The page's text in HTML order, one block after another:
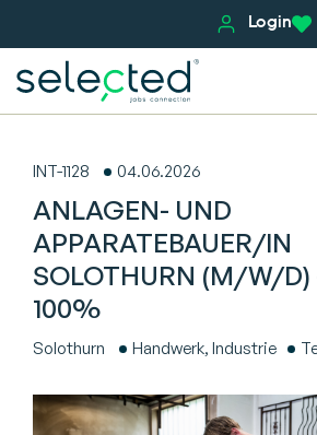
Login
INT-1128 04.06.2026
ANLAGEN- UND
APPARATEBAUER/IN
SOLOTHURN (M/W/D)
100%
Solothurn Handwerk, Industrie